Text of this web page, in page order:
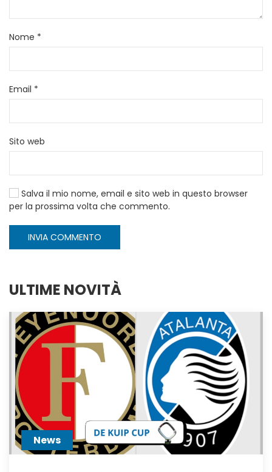
Nome *
Email *
Sito web
Salva il mio nome, email e sito web in questo browser
per la prossima volta che commento.
INVIA COMMENTO
ULTIME NOVITÀ
News